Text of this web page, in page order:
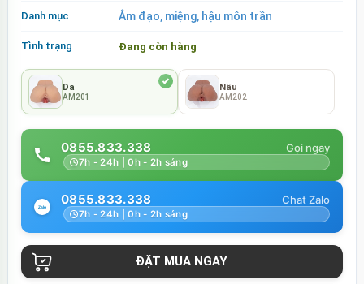
Danh mục Âm đạo, miệng, hậu môn trần
Tình trạng Đang còn hàng
Da
AM201
Nâu
AM202
0855.833.338
7h - 24h | 0h - 2h sáng
0855.833.338
7h - 24h | 0h - 2h sáng